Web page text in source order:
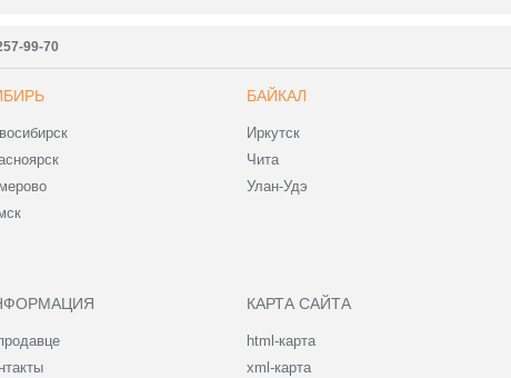
99-70
БАЙКАЛ
Иркутск
Чита
Улан-Удэ
КАРТА САЙТА
html-карта
xml-карта